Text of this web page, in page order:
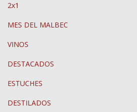
2x1
MES DEL MALBEC
VINOS
DESTACADOS
ESTUCHES
DESTILADOS